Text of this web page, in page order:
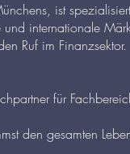
ist
internationale
Ruf im Finanzsektor.
für
den gesamten